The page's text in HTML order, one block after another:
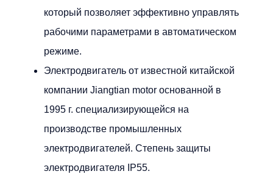
который позволяет эффективно управлять
рабочими параметрами в автоматическом
режиме.
Электродвигатель от известной китайской
компании Jiangtian motor основанной в
1995 г. специализирующейся на
производстве промышленных
электродвигателей. Степень защиты
электродвигателя IP55.